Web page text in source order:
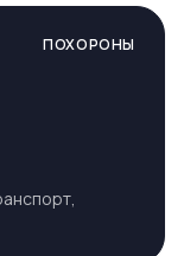
ПОХОРОНЫ